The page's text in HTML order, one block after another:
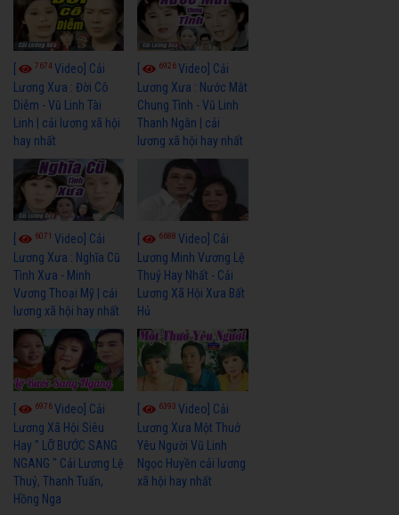
7674Video] Cải
Lương Xưa : Đời Cô
Diễm - Vũ Linh Tài
Linh | cải lương xã hội
hay nhất
6926Video] Cải
Lương Xưa : Nước Mắt
Chung Tình - Vũ Linh
Thanh Ngân | cải
lương xã hội hay nhất
6071 Video] Cải
Lương Xưa : Nghĩa Cũ
Tình Xưa - Minh
Vương Thoại Mỹ | cải
lương xã hội hay nhất
6688Video] Cải
Lương Minh Vương Lệ
Thuỷ Hay Nhất - Cải
Lương Xã Hội Xưa Bất
Hủ
6976Video] Cải
Lương Xã Hội Siêu
Hay " LỠ BƯỚC SANG
NGANG " Cải Lương Lệ
Thuỷ, Thanh Tuấn,
Hồng Nga
6393Video] Cải
Lương Xưa Một Thuở
Yêu Người Vũ Linh
Ngọc Huyền cải lương
xã hội hay nhất